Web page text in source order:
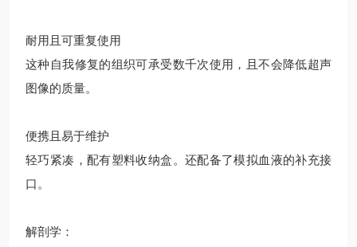
耐用且可重复使用
这种自我修复的组织可承受数千次使用，且不会降低超声
图像的质量。
便携且易于维护
轻巧紧凑，配有塑料收纳盒。还配备了模拟血液的补充接
口。
解剖学：